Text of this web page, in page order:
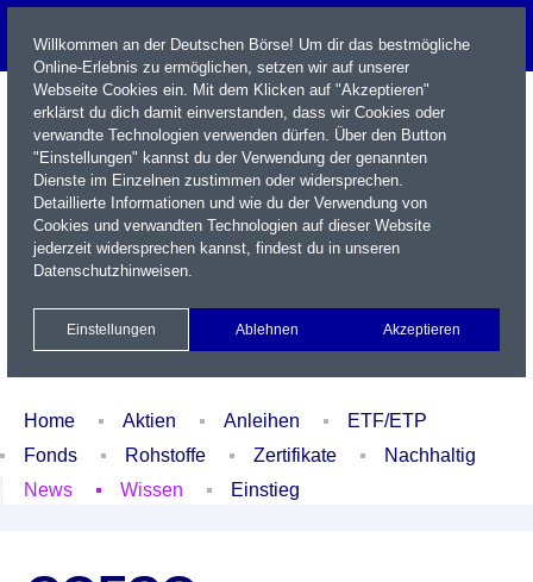
Name / WKN / ISIN / Kürzel
Xetra Realtime
Watchlist Portfolio Login
Home Aktien Anleihen
ETF/ETP
Fonds
Rohstoffe Zertifikate
Nachhaltig
News
Wissen Einstieg
Willkommen an der Deutschen Börse! Um dir das bestmögliche
Online-Erlebnis zu ermöglichen, setzen wir auf unserer
Webseite Cookies ein. Mit dem Klicken auf "Akzeptieren"
erklärst du dich damit einverstanden, dass wir Cookies oder
verwandte Technologien verwenden dürfen. Über den Button
"Einstellungen" kannst du der Verwendung der genannten
Dienste im Einzelnen zustimmen oder widersprechen.
Detaillierte Informationen und wie du der Verwendung von
Cookies und verwandten Technologien auf dieser Website
jederzeit widersprechen kannst, findest du in unseren
Datenschutzhinweisen.
Einstellungen Ablehnen Akzeptieren